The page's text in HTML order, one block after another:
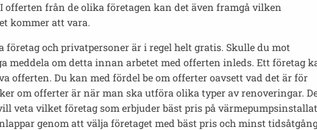
från de olika företagen kan det även framgå vilken
kommer att vara.
och privatpersoner är i regel helt gratis. Skulle du mot
meddela om detta innan arbetet med offerten inleds. Ett företag
offerten. Du kan med fördel be om offerter oavsett vad det är för
om offerter är när man ska utföra olika typer av renoveringar.
veta vilket företag som erbjuder bäst pris på
genom att välja företaget med bäst pris och minst